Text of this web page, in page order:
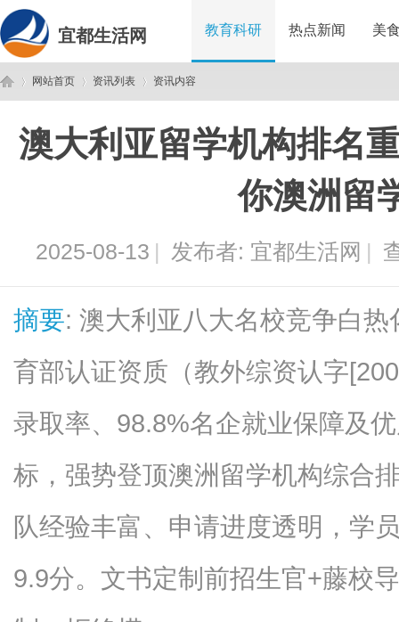
宜都生活网 教育科研 热点新闻 美
网站首页
›
资讯列表
›
资讯内容
澳大利亚留学机构排名
你澳洲留
2025-08-13 | 发布者: 宜都生活网 |
摘要: 澳大利亚八大名校竞争白
育部认证资质（教外综资认字
录取率、98.8%名企就业保障及
标，强势登顶澳洲留学机构综合
队经验丰富、申请进度透明，学
9.9分。文书定制前招生官+藤校